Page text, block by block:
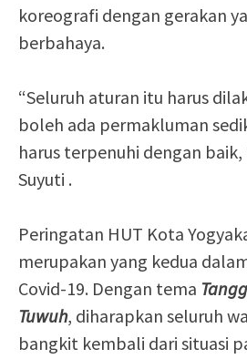
koreografi dengan gerakan
berbahaya.
“Seluruh aturan itu harus
boleh ada permakluman
harus terpenuhi dengan baik,
Suyuti .
Peringatan HUT Kota
merupakan yang kedua
Covid-19. Dengan tema
Tuwuh, diharapkan seluruh
bangkit kembali dari situasi